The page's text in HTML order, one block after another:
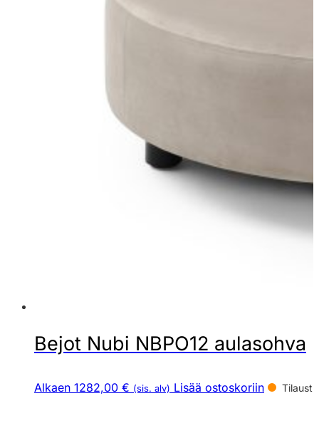
Bejot Nubi NBPO12 aulasohva
Alkaen 1282,00 € (sis. alv) Lisää ostoskoriin